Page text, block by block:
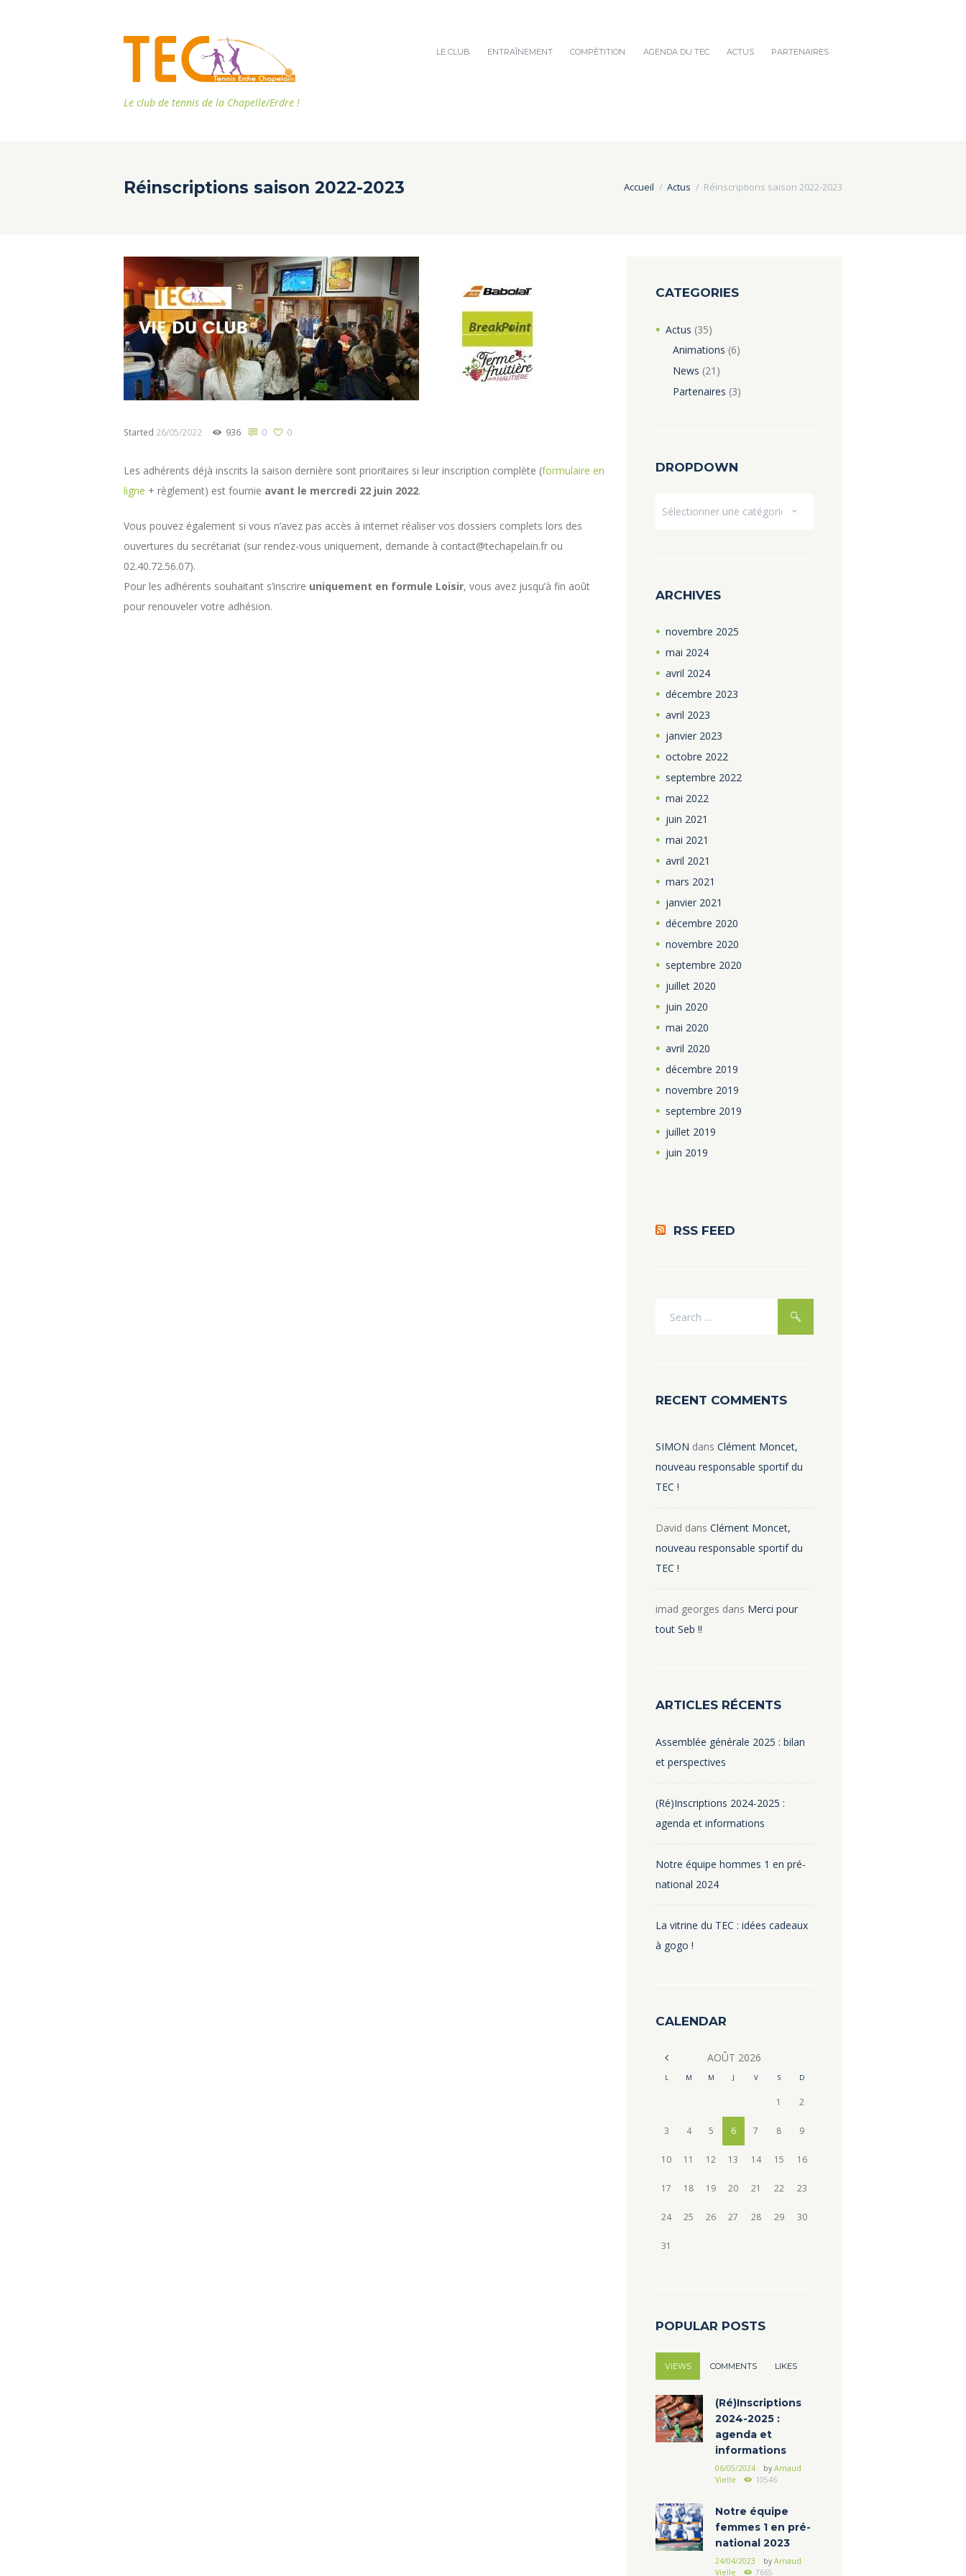
Le club de tennis de la Chapelle/Erdre !
LE CLUB ENTRAÎNEMENT COMPÉTITION AGENDA DU TEC ACTUS PARTENAIRES
Réinscriptions saison 2022-2023 Accueil Actus Réinscriptions saison 2022-2023
Started 26/05/2022 936 0 0
Les adhérents déjà inscrits la saison dernière sont prioritaires si leur inscription complète (formulaire en
ligne + règlement) est fournie avant le mercredi 22 juin 2022.
Vous pouvez également si vous n’avez pas accès à internet réaliser vos dossiers complets lors des
ouvertures du secrétariat (sur rendez-vous uniquement, demande à contact@techapelain.fr ou
02.40.72.56.07).
Pour les adhérents souhaitant s’inscrire uniquement en formule Loisir, vous avez jusqu’à fin août
pour renouveler votre adhésion.
CATEGORIES
Actus (35)
Animations (6)
News (21)
Partenaires (3)
DROPDOWN
ARCHIVES
novembre 2025
mai 2024
avril 2024
décembre 2023
avril 2023
janvier 2023
octobre 2022
septembre 2022
mai 2022
juin 2021
mai 2021
avril 2021
mars 2021
janvier 2021
décembre 2020
novembre 2020
septembre 2020
juillet 2020
juin 2020
mai 2020
avril 2020
décembre 2019
novembre 2019
septembre 2019
juillet 2019
juin 2019
RSS FEED
RECENT COMMENTS
SIMON dans Clément Moncet,
nouveau responsable sportif du
TEC !
David dans Clément Moncet,
nouveau responsable sportif du
TEC !
imad georges dans Merci pour
tout Seb !!
ARTICLES RÉCENTS
Assemblée générale 2025 : bilan
et perspectives
(Ré)Inscriptions 2024-2025 :
agenda et informations
Notre équipe hommes 1 en pré-
national 2024
La vitrine du TEC : idées cadeaux
à gogo !
CALENDAR
AOÛT 2026
L M M J V S D
1 2
3 4 5 6 7 8 9
10 11 12 13 14 15 16
17 18 19 20 21 22 23
24 25 26 27 28 29 30
31
POPULAR POSTS
VIEWS COMMENTS LIKES
(Ré)Inscriptions
2024-2025 :
agenda et
informations
06/05/2024 by Arnaud
Vielle
10546
Notre équipe
femmes 1 en pré-
national 2023
24/04/2023 by Arnaud
Vielle
7665